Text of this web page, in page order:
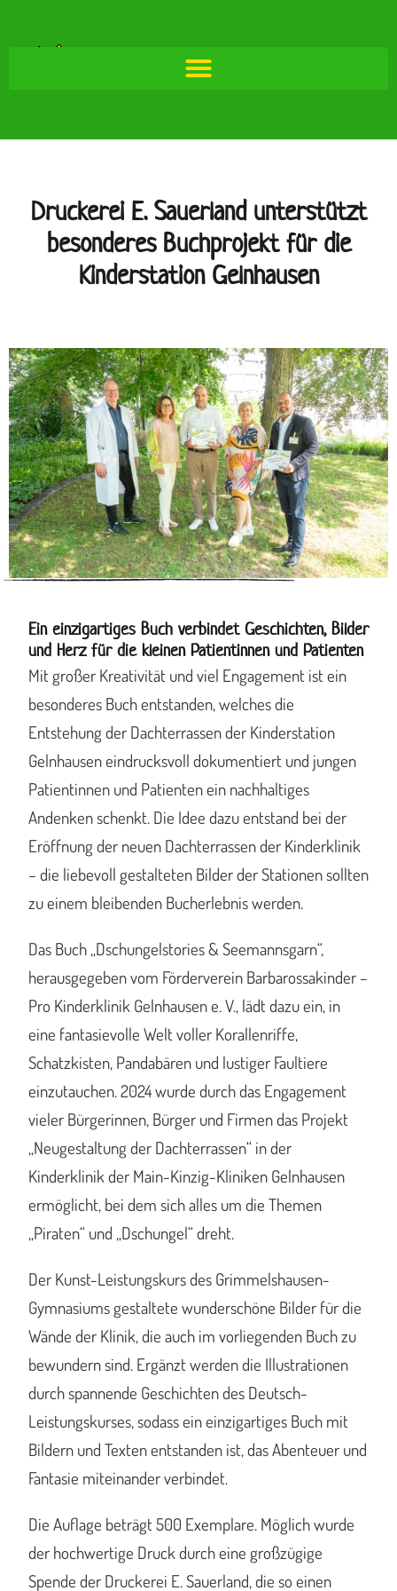
Druckerei E. Sauerland unterstützt
besonderes Buchprojekt für die
Kinderstation Gelnhausen
Ein einzigartiges Buch verbindet Geschichten, Bilder
und Herz für die kleinen Patientinnen und Patienten
Mit großer Kreativität und viel Engagement ist ein
besonderes Buch entstanden, welches die
Entstehung der Dachterrassen der Kinderstation
Gelnhausen eindrucksvoll dokumentiert und jungen
Patientinnen und Patienten ein nachhaltiges
Andenken schenkt. Die Idee dazu entstand bei der
Eröffnung der neuen Dachterrassen der Kinderklinik
– die liebevoll gestalteten Bilder der Stationen sollten
zu einem bleibenden Bucherlebnis werden.
Das Buch „Dschungelstories & Seemannsgarn“,
herausgegeben vom Förderverein Barbarossakinder –
Pro Kinderklinik Gelnhausen e. V., lädt dazu ein, in
eine fantasievolle Welt voller Korallenriffe,
Schatzkisten, Pandabären und lustiger Faultiere
einzutauchen. 2024 wurde durch das Engagement
vieler Bürgerinnen, Bürger und Firmen das Projekt
„Neugestaltung der Dachterrassen“ in der
Kinderklinik der Main-Kinzig-Kliniken Gelnhausen
ermöglicht, bei dem sich alles um die Themen
„Piraten“ und „Dschungel“ dreht.
Der Kunst-Leistungskurs des Grimmelshausen-
Gymnasiums gestaltete wunderschöne Bilder für die
Wände der Klinik, die auch im vorliegenden Buch zu
bewundern sind. Ergänzt werden die Illustrationen
durch spannende Geschichten des Deutsch-
Leistungskurses, sodass ein einzigartiges Buch mit
Bildern und Texten entstanden ist, das Abenteuer und
Fantasie miteinander verbindet.
Die Auflage beträgt 500 Exemplare. Möglich wurde
der hochwertige Druck durch eine großzügige
Spende der Druckerei E. Sauerland, die so einen